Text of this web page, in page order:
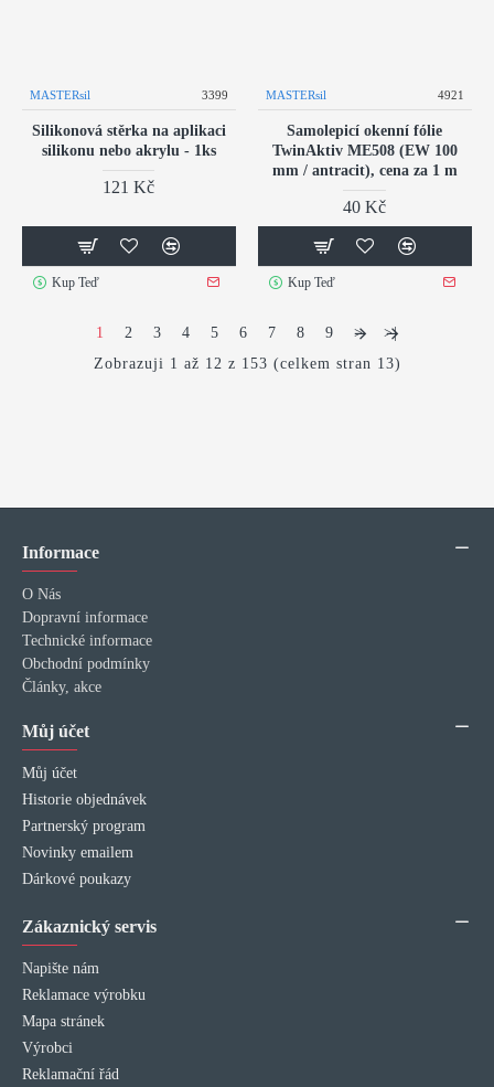
MASTERsil 3399
Silikonová stěrka na aplikaci
silikonu nebo akrylu - 1ks
121 Kč
Kup Teď
MASTERsil 4921
Samolepicí okenní fólie
TwinAktiv ME508 (EW 100
mm / antracit), cena za 1 m
40 Kč
Kup Teď
1 2 3 4 5 6 7 8 9 >
>|
Zobrazuji 1 až 12 z 153 (celkem stran 13)
Informace
O Nás
Dopravní informace
Technické informace
Obchodní podmínky
Články, akce
Můj účet
Můj účet
Historie objednávek
Partnerský program
Novinky emailem
Dárkové poukazy
Zákaznický servis
Napište nám
Reklamace výrobku
Mapa stránek
Výrobci
Reklamační řád